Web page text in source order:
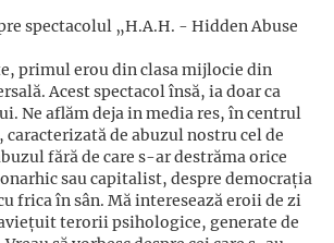
spectacolul „H.A.H. - Hidden Abuse
primul erou din clasa mijlocie din
Acest spectacol însă, ia doar ca
Ne aflăm deja in media res, în centrul
de abuzul nostru cel de
fără de care s-ar destrăma orice
sau capitalist, despre democrația
frica în sân. Mă interesează eroii de zi
terorii psihologice, generate de